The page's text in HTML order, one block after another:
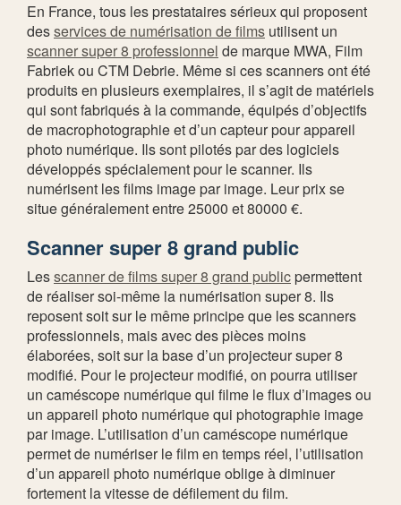
En France, tous les prestataires sérieux qui proposent
desservices de numérisation de films utilisent un
scanner super 8 professionnel de marque MWA, Film
Fabriek ou CTM Debrie. Même si ces scanners ont été
produits en plusieurs exemplaires, il s’agit de matériels
qui sont fabriqués à la commande, équipés d’objectifs
de macrophotographie et d’un capteur pour appareil
photo numérique. Ils sont pilotés par des logiciels
développés spécialement pour le scanner. Ils
numérisent les films image par image. Leur prix se
situe généralement entre 25000 et 80000 €.
Scanner super 8 grand public
Lesscanner de films super 8 grand publicpermettent
de réaliser soi-même la numérisation super 8. Ils
reposent soit sur le même principe que les scanners
professionnels, mais avec des pièces moins
élaborées, soit sur la base d’un projecteur super 8
modifié. Pour le projecteur modifié, on pourra utiliser
un caméscope numérique qui filme le flux d’images ou
un appareil photo numérique qui photographie image
par image. L’utilisation d’un caméscope numérique
permet de numériser le film en temps réel, l’utilisation
d’un appareil photo numérique oblige à diminuer
fortement la vitesse de défilement du film.